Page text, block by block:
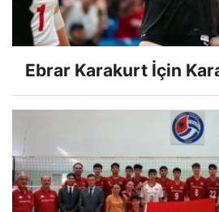
Ebrar Karakurt İçin